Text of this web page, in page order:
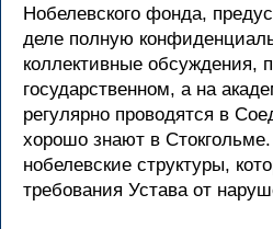
Нобелевского фонда,
деле полную
коллективные обсуждения,
государственном, а на
регулярно проводятся в
хорошо знают в
нобелевские структуры,
требования Устава от